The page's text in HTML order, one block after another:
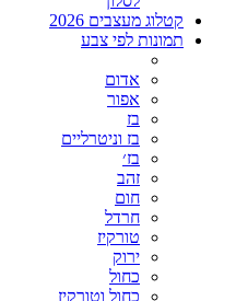
קטלוג מעצבים 2026
תמונות לפי צבע
אדום
אפור
בז
בז וניטרליים
בז׳
זהב
חום
חרדל
טורקיז
ירוק
כחול
כחול וטורקיז